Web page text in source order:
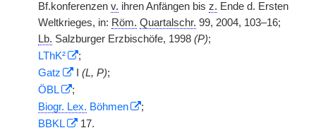
Bf.konferenzen v. ihren Anfängen bis z. Ende d. Ersten
Weltkrieges, in: Röm. Quartalschr. 99, 2004, 103–16;
Lb. Salzburger Erzbischöfe, 1998 (P);
LThK²
;
Gatz
(L, P);
ÖBL
;
Biogr. Lex. Böhmen
;
BBKL
17.